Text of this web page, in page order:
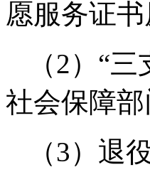
愿服务证
（2）“
社会保障
（3）退